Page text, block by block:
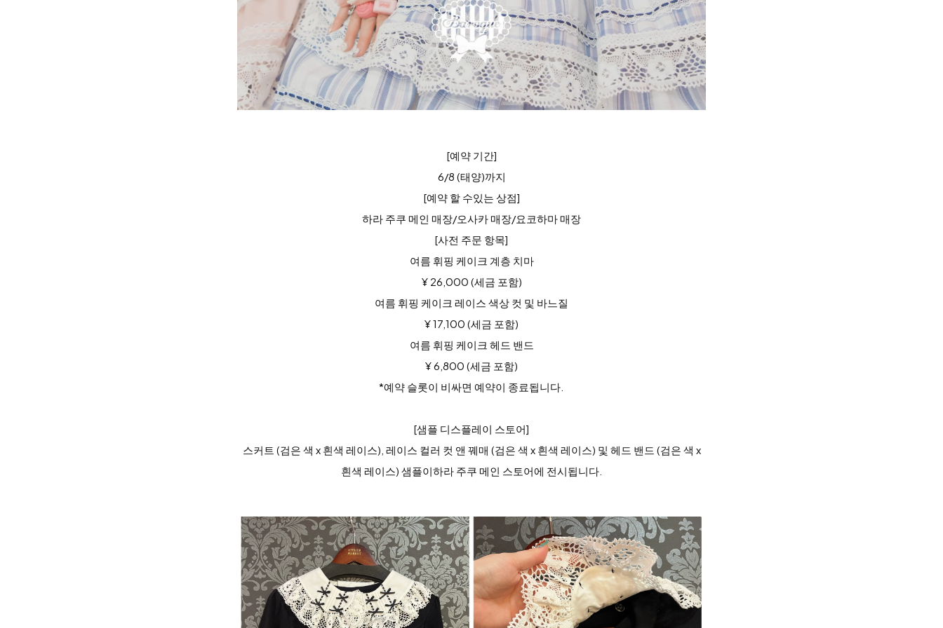
[예약 기간]
6/8 (태양)까지
[예약 할 수있는 상점]
하라 주쿠 메인 매장/오사카 매장/요코하마 매장
[사전 주문 항목]
여름 휘핑 케이크 계층 치마
¥ 26,000 (세금 포함)
여름 휘핑 케이크 레이스 색상 컷 및 바느질
¥ 17,100 (세금 포함)
여름 휘핑 케이크 헤드 밴드
¥ 6,800 (세금 포함)
*예약 슬롯이 비싸면 예약이 종료됩니다.
[샘플 디스플레이 스토어]
스커트 (검은 색 x 흰색 레이스), 레이스 컬러 컷 앤 꿰매 (검은 색 x 흰색 레이스) 및 헤드 밴드 (검은 색 x
흰색 레이스) 샘플이하라 주쿠 메인 스토어에 전시됩니다.